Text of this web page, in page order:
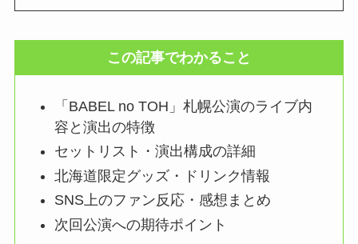
この記事でわかること
「BABEL no TOH」札幌公演のライブ内
容と演出の特徴
セットリスト・演出構成の詳細
北海道限定グッズ・ドリンク情報
SNS上のファン反応・感想まとめ
次回公演への期待ポイント